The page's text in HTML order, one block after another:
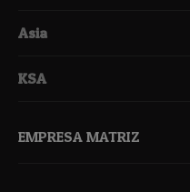
Asia
KSA
EMPRESA MATRIZ